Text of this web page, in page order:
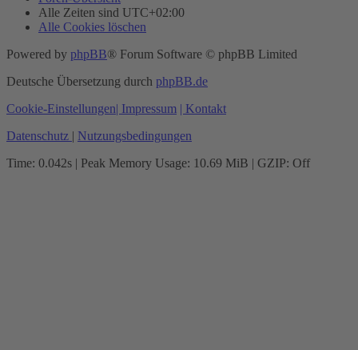
Alle Zeiten sind UTC+02:00
Alle Cookies löschen
Powered by phpBB® Forum Software © phpBB Limited
Deutsche Übersetzung durch phpBB.de
Cookie-Einstellungen| Impressum | Kontakt
Datenschutz | Nutzungsbedingungen
Time: 0.042s | Peak Memory Usage: 10.69 MiB | GZIP: Off